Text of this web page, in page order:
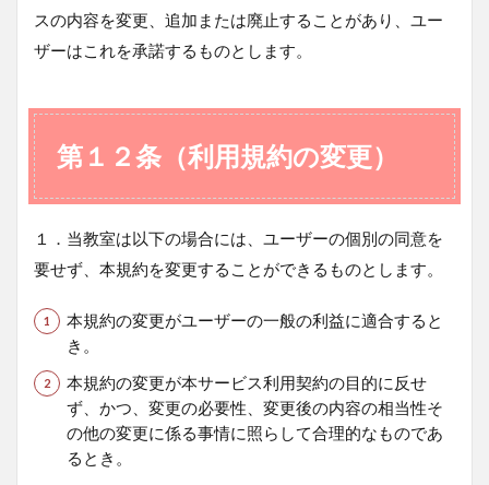
スの内容を変更、追加または廃止することがあり、ユー
ザーはこれを承諾するものとします。
第１２条（利用規約の変更）
１．当教室は以下の場合には、ユーザーの個別の同意を
要せず、本規約を変更することができるものとします。
本規約の変更がユーザーの一般の利益に適合すると
き。
本規約の変更が本サービス利用契約の目的に反せ
ず、かつ、変更の必要性、変更後の内容の相当性そ
の他の変更に係る事情に照らして合理的なものであ
るとき。